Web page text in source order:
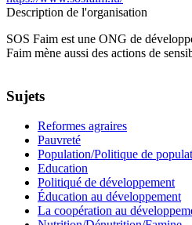
Description de l'organisation
SOS Faim est une ONG de
Faim mène aussi des actions de
Sujets
Reformes agraires
Pauvreté
Population/Politique de
Education
Politiqué de développement
Éducation au développement
La coopération au